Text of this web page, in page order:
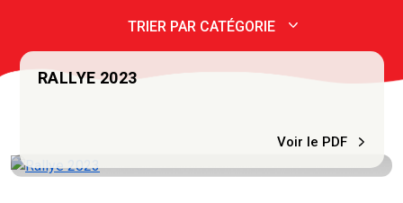
TRIER PAR CATÉGORIE
RALLYE 2023
Voir le PDF